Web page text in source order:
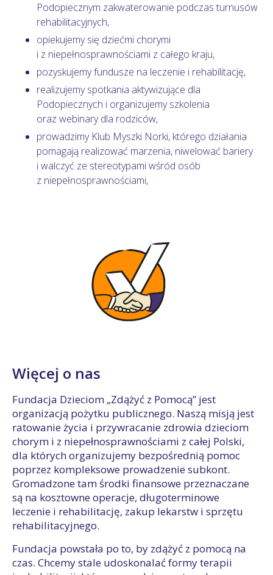
Podopiecznym zakwaterowanie podczas turnusów
rehabilitacyjnych,
opiekujemy się dziećmi chorymi
i z niepełnosprawnościami z całego kraju,
pozyskujemy fundusze na leczenie i rehabilitację,
realizujemy spotkania aktywizujące dla
Podopiecznych i organizujemy szkolenia
oraz webinary dla rodziców,
prowadzimy Klub Myszki Norki, którego działania
pomagają realizować marzenia, niwelować bariery
i walczyć ze stereotypami wśród osób
z niepełnosprawnościami,
Więcej o nas
Fundacja Dzieciom „Zdążyć z Pomocą” jest
organizacją pożytku publicznego. Naszą misją jest
ratowanie życia i przywracanie zdrowia dzieciom
chorym i z niepełnosprawnościami z całej Polski,
dla których organizujemy bezpośrednią pomoc
poprzez kompleksowe prowadzenie subkont.
Gromadzone tam środki finansowe przeznaczane
są na kosztowne operacje, długoterminowe
leczenie i rehabilitację, zakup lekarstw i sprzętu
rehabilitacyjnego.
Fundacja powstała po to, by zdążyć z pomocą na
czas. Chcemy stale udoskonalać formy terapii